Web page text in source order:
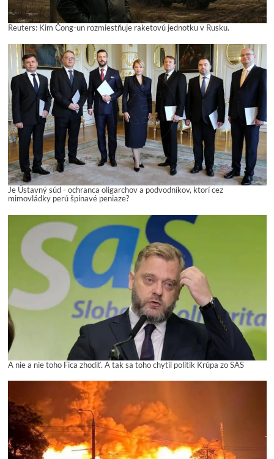
Reuters: Kim Čong-un rozmiestňuje raketovú jednotku v Rusku.
Je Ústavný súd - ochranca oligarchov a podvodníkov, ktorí cez
mimovládky perú špinavé peniaze?
A nie a nie toho Fica zhodiť. A tak sa toho chytil politik Krúpa zo SAS